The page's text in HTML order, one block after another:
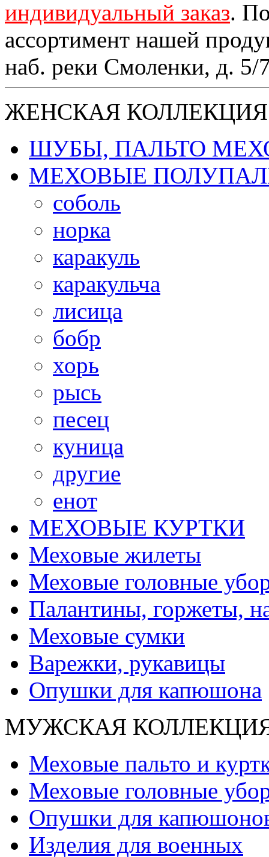
индивидуальный заказ.
ассортимент нашей
наб. реки Смоленки, д. 5/
ЖЕНСКАЯ КОЛЛЕКЦИЯ
ШУБЫ, ПАЛЬТО
МЕХОВЫЕ
соболь
норка
каракуль
каракульча
лисица
бобр
хорь
рысь
песец
куница
другие
енот
МЕХОВЫЕ КУРТКИ
Меховые жилеты
Меховые головные
Палантины, горжеты,
Меховые сумки
Варежки, рукавицы
Опушки для капюшона
МУЖСКАЯ
Меховые пальто и
Меховые головные
Опушки для
Изделия для военных